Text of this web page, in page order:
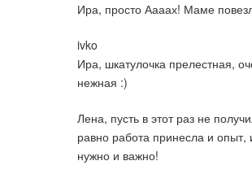
Ира, просто Аааах! Маме
ivko
Ира, шкатулочка прелестная,
нежная :)
Лена, пусть в этот раз не
равно работа принесла и опыт,
нужно и важно!